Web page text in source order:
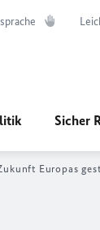
Sicher
Europas